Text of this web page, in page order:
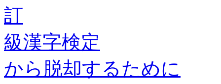
訂
級漢字検定
から脱却するために